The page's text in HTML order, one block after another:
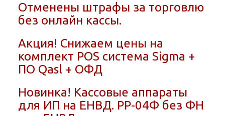
Отменены штрафы за торговлю
без онлайн кассы.
Акция! Снижаем цены на
комплект POS система Sigma +
ПО Qasl + ОФД
Новинка! Кассовые аппараты
для ИП на ЕНВД. РР-04Ф без ФН